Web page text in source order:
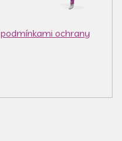
podmínkami ochrany